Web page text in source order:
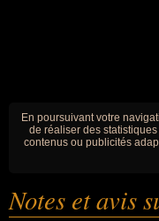
En poursuivant votre
de réaliser des
contenus ou publicités
Notes et avis